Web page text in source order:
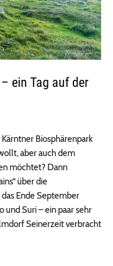
ein Tag auf der
Biosphärenpark
aber auch dem
möchtet? Dann
über die
Ende September
und Suri – ein paar sehr
Seinerzeit verbracht